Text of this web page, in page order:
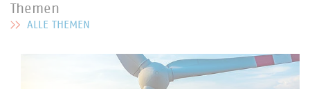
Themen
MEHR ZU THEMEN
ALLE THEMEN